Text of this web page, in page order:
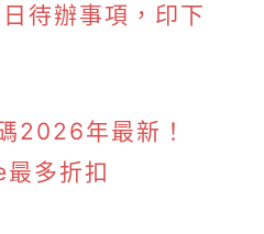
待辦事項，印下
2026年最新！
多折扣